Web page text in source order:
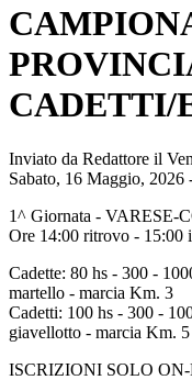
CADETTI/
Inviato da Redattore il
Sabato, 16 Maggio, 2026
1^ Giornata - VARESE-
Ore 14:00 ritrovo - 15:00
Cadette: 80 hs - 300 -
martello - marcia Km. 3
Cadetti: 100 hs - 300 -
giavellotto - marcia Km. 5
ISCRIZIONI SOLO